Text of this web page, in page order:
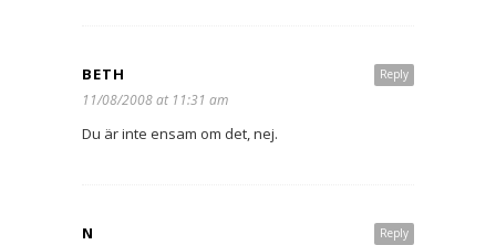
Reply
BETH
11/08/2008 at 11:31 am
Du är inte ensam om det, nej.
Reply
N